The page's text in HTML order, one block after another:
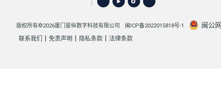
版权所有©2026厦门星纵数字科技有限公司 闽ICP备2022015818号-1 闽公
联系我们 免责声明 隐私条款 法律条款